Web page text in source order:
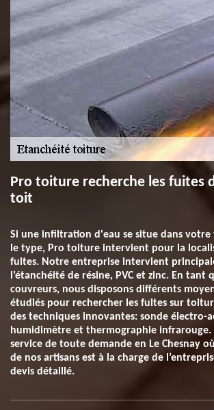
Pro toiture recherche les fuites
toit
Si une infiltration d'eau se situe dans
le type, Pro toiture intervient pour la
fuites. Notre entreprise intervient
l’étanchéité de résine, PVC et zinc. En tant
couvreurs, nous disposons différents
étudiés pour rechercher les fuites sur
des techniques innovantes: sonde électro-
humidimètre et thermographie infrarouge.
service de toute demande en Le Chesnay
de nos artisans est à la charge de
devis détaillé.